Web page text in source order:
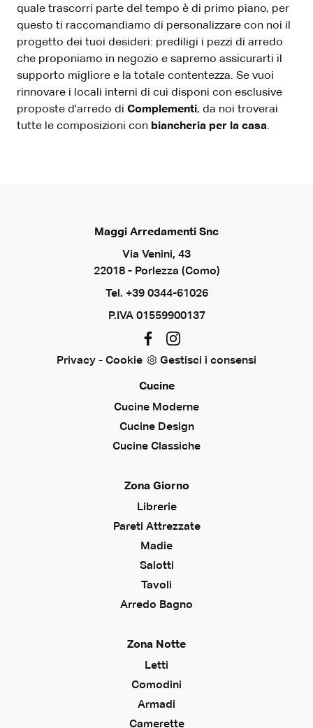
quale trascorri parte del tempo è di primo piano, per
questo ti raccomandiamo di personalizzare con noi il
progetto dei tuoi desideri: prediligi i pezzi di arredo
che proponiamo in negozio e sapremo assicurarti il
supporto migliore e la totale contentezza. Se vuoi
rinnovare i locali interni di cui disponi con esclusive
proposte d'arredo di Complementi, da noi troverai
tutte le composizioni con biancheria per la casa.
Maggi Arredamenti Snc
Via Venini, 43
22018 - Porlezza (Como)
Tel. +39 0344-61026
P.IVA 01559900137
Privacy - Cookie Gestisci i consensi
Cucine
Cucine Moderne
Cucine Design
Cucine Classiche
Zona Giorno
Librerie
Pareti Attrezzate
Madie
Salotti
Tavoli
Arredo Bagno
Zona Notte
Letti
Comodini
Armadi
Camerette